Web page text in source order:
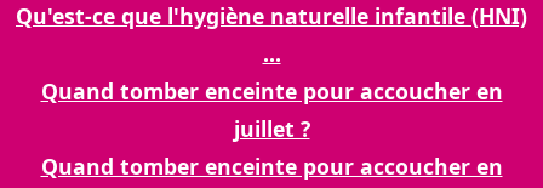
Qu'est-ce que l'hygiène naturelle infantile (HNI)
...
Quand tomber enceinte pour accoucher en
juillet ?
Quand tomber enceinte pour accoucher en